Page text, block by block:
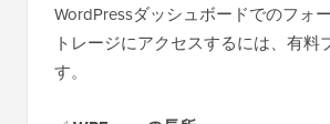
WordPressダッシュボードでのフォ
トレージにアクセスするには、有料
す。